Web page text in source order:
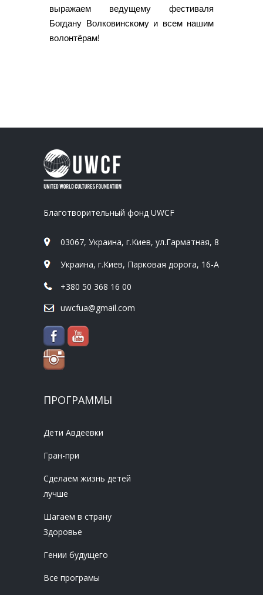
выражаем ведущему фестиваля
Богдану Волковинскому и всем нашим
волонтёрам!
Благотворительный фонд UWCF
03067, Украина, г.Киев, ул.Гарматная, 8
Украина, г.Киев, Парковая дорога, 16-А
+380 50 368 16 00
uwcfua@gmail.com
ПРОГРАММЫ
Дети Авдеевки
Гран-при
Сделаем жизнь детей
лучше
Шагаем в страну
Здоровье
Гении будущего
Все програмы